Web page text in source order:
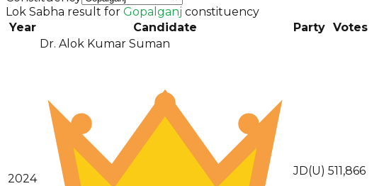
Lok Sabha result for Gopalganj constituency
Year
Candidate Party Votes
2024
Dr. Alok Kumar Suman
JD(U) 511,866